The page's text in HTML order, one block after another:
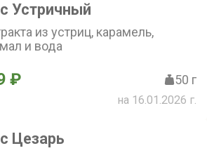
Устричный
из устриц, карамель,
и вода
₽ 50 г
на 16.01.2026 г.
Цезарь